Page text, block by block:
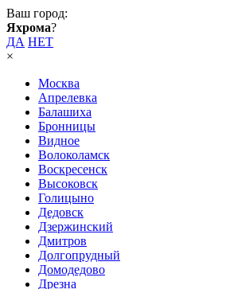
Ваш город:
Яхрома?
ДА НЕТ
×
Москва
Апрелевка
Балашиха
Бронницы
Видное
Волоколамск
Воскресенск
Высоковск
Голицыно
Дедовск
Дзержинский
Дмитров
Долгопрудный
Домодедово
Дрезна